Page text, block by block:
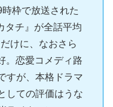
枠で放送された
タチ』が全話平均
けに、なおさら
。恋愛コメディ路
すが、本格ドラマ
しての評価はうな